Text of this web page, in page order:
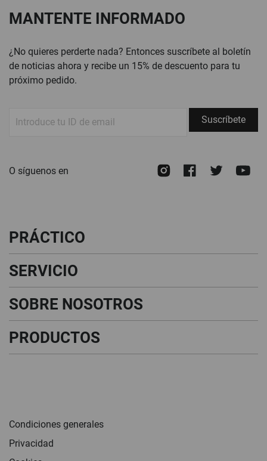
MANTENTE INFORMADO
¿No quieres perderte nada? Entonces suscríbete al boletín
de noticias ahora y recibe un 15% de descuento para tu
próximo pedido.
de
Suscríbete
O síguenos en Instagram
Facebook
PRÁCTICO
SERVICIO
SOBRE NOSOTROS
PRODUCTOS
Condiciones generales
Privacidad